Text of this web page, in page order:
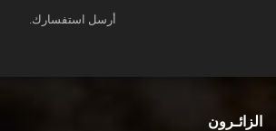
أرسل استفسارك.
الزائـرون